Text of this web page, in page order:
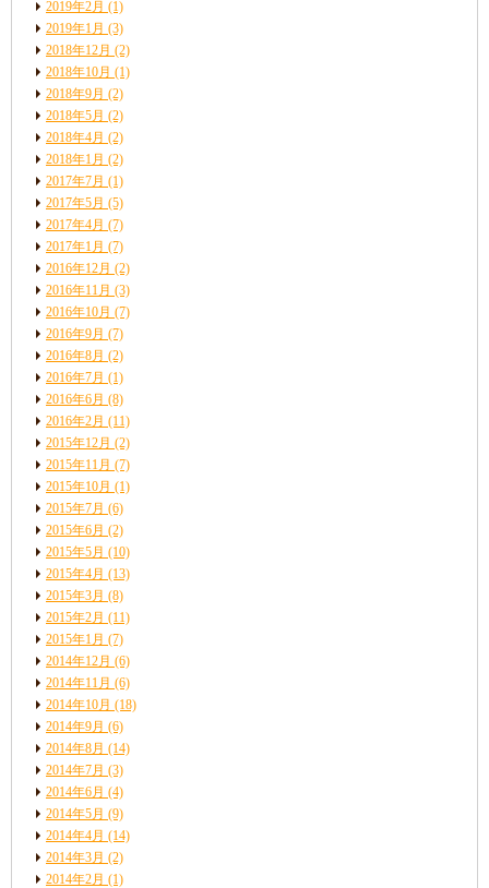
2019年2月 (1)
2019年1月 (3)
2018年12月 (2)
2018年10月 (1)
2018年9月 (2)
2018年5月 (2)
2018年4月 (2)
2018年1月 (2)
2017年7月 (1)
2017年5月 (5)
2017年4月 (7)
2017年1月 (7)
2016年12月 (2)
2016年11月 (3)
2016年10月 (7)
2016年9月 (7)
2016年8月 (2)
2016年7月 (1)
2016年6月 (8)
2016年2月 (11)
2015年12月 (2)
2015年11月 (7)
2015年10月 (1)
2015年7月 (6)
2015年6月 (2)
2015年5月 (10)
2015年4月 (13)
2015年3月 (8)
2015年2月 (11)
2015年1月 (7)
2014年12月 (6)
2014年11月 (6)
2014年10月 (18)
2014年9月 (6)
2014年8月 (14)
2014年7月 (3)
2014年6月 (4)
2014年5月 (9)
2014年4月 (14)
2014年3月 (2)
2014年2月 (1)